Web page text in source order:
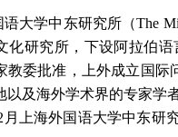
语大学中东研究所（The
化研究所， 下设阿拉伯语
教委批准， 上外成立国际
以及海外学术界的专家学
月上海外国语大学中东研